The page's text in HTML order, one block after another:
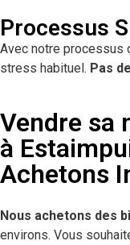
Processus
Avec notre processus
stress habituel. Pas
Vendre sa
à
Achetons
Nous achetons des
environs. Vous